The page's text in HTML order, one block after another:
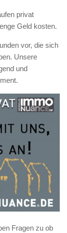
privat
Geld kosten.
vor, die sich
Unsere
und
Fragen zu ob